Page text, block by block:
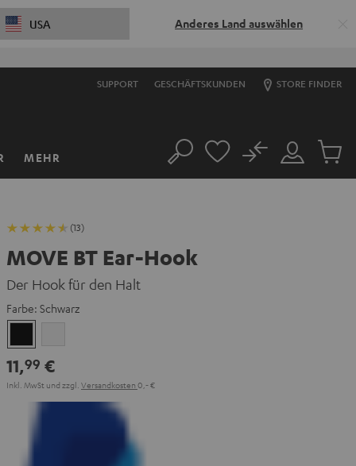
USA Anderes Land auswählen
SUPPORT GESCHÄFTSKUNDEN STORE FINDER
MEHR Suche
Mein
Konto
No
Artikel
(13)
MOVE BT Ear-Hook
Der Hook für den Halt
Farbe: Schwarz
11,99 €
Inkl. MwSt und zzgl. Versandkosten 0,‐ €